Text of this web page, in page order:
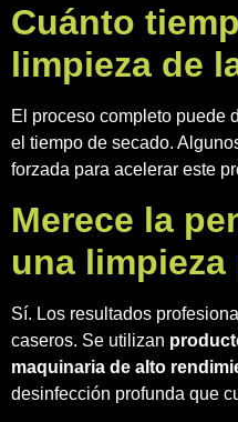
Cuánto
limpieza de
El proceso completo puede
el tiempo de secado.
forzada para acelerar este
Merece la
una
Sí. Los resultados
caseros. Se utilizan
maquinaria de alto
desinfección profunda que